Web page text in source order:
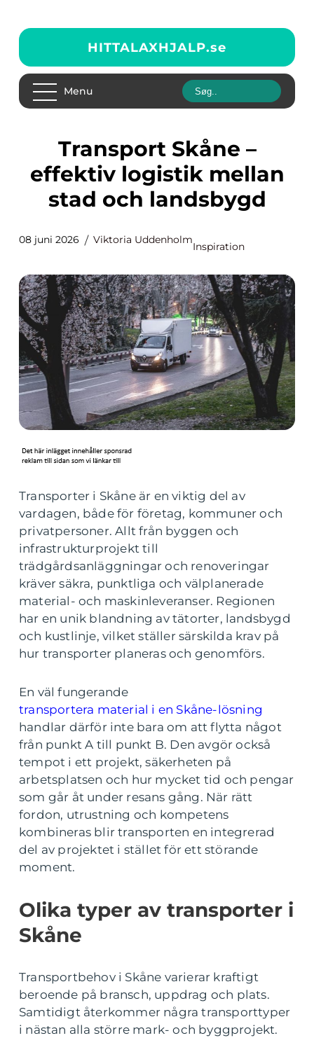
HITTALAXHJALP.se
Menu
Transport Skåne –
effektiv logistik mellan
stad och landsbygd
08 juni 2026 Viktoria Uddenholm
Inspiration
Transporter i Skåne är en viktig del av
vardagen, både för företag, kommuner och
privatpersoner. Allt från byggen och
infrastrukturprojekt till
trädgårdsanläggningar och renoveringar
kräver säkra, punktliga och välplanerade
material- och maskinleveranser. Regionen
har en unik blandning av tätorter, landsbygd
och kustlinje, vilket ställer särskilda krav på
hur transporter planeras och genomförs.
En väl fungerande
transportera material i en Skåne-lösning
handlar därför inte bara om att flytta något
från punkt A till punkt B. Den avgör också
tempot i ett projekt, säkerheten på
arbetsplatsen och hur mycket tid och pengar
som går åt under resans gång. När rätt
fordon, utrustning och kompetens
kombineras blir transporten en integrerad
del av projektet i stället för ett störande
moment.
Olika typer av transporter i
Skåne
Transportbehov i Skåne varierar kraftigt
beroende på bransch, uppdrag och plats.
Samtidigt återkommer några transporttyper
i nästan alla större mark- och byggprojekt.